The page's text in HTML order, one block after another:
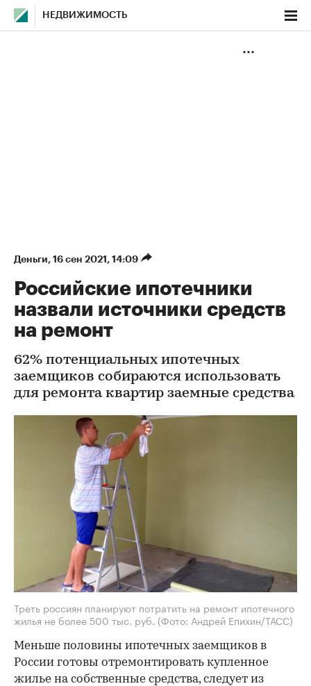
НЕДВИЖИМОСТЬ
Деньги⁠, 16 сен 2021, 14:09
Российские ипотечники
назвали источники средств
на ремонт
62% потенциальных ипотечных
заемщиков собираются использовать
для ремонта квартир заемные средства
Треть россиян планируют потратить на ремонт ипотечного
жилья не более 500 тыс. руб.(Фото: Андрей Епихин/ТАСС)
Меньше половины ипотечных заемщиков в
России готовы отремонтировать купленное
жилье на собственные средства, следует из